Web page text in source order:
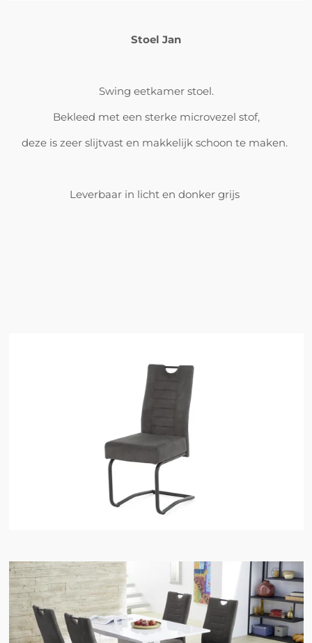
Stoel Jan
Swing eetkamer stoel.
Bekleed met een sterke microvezel stof,
deze is zeer slijtvast en makkelijk schoon te maken.
Leverbaar in licht en donker grijs